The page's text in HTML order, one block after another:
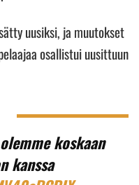
uusiksi, ja muutokset
osallistui uusittuun
koskaan
kanssa